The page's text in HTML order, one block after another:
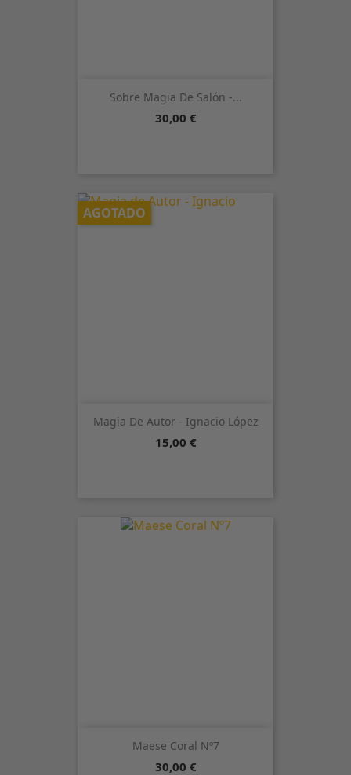
Sobre Magia De Salón -...
Precio
30,00 €
Magia De Autor - Ignacio López
Precio
15,00 €
AGOTADO
Maese Coral Nº7
Precio
30,00 €